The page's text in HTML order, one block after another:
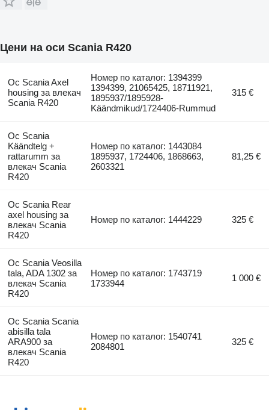
Цени на оси Scania R420
Ос Scania Axel
housing за влекач
Scania R420
Номер по каталог: 1394399
1394399, 21065425, 18711921,
1895937/1895928-
Käändmikud/1724406-Rummud
315 €
Ос Scania
Käändtelg +
rattarumm за
влекач Scania
R420
Номер по каталог: 1443084
1895937, 1724406, 1868663,
2603321
81,25 €
Ос Scania Rear
axel housing за
влекач Scania
R420
Номер по каталог: 1444229 325 €
Ос Scania Veosilla
tala, ADA 1302 за
влекач Scania
R420
Номер по каталог: 1743719
1733944
1 000 €
Ос Scania Scania
abisilla tala
ARA900 за
влекач Scania
R420
Номер по каталог: 1540741
2084801
325 €